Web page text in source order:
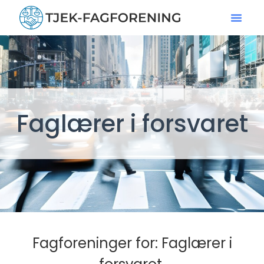
Faglærer i forsvaret
Fagforeninger for: Faglærer i